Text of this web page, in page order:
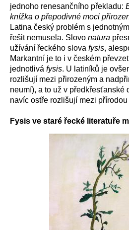
jednoho renesančního překladu:
knížka o přepodivné moci
Latina český problém s
řešit nemusela. Slovo natura
užívání řeckého slova fysis,
Markantní je to i v českém
jednotlivá fysis. U latiníků je
rozlišují mezi přirozeným a
neumí), a to už v předkřesťanské
navíc ostře rozlišují mezi přírodou
Fysis ve staré řecké literatuře